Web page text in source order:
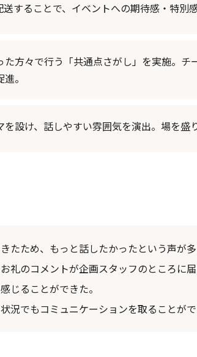
送することで、イベントへの期待感・特別
た方々で行う「共通点さがし」を実施。
。
を設け、話しやすい雰囲気を演出。場を盛
たため、もっと話したかったという声が多
礼のコメントが企画スタッフのところに届
じることができた。
況でもコミュニケーションを取ることがで